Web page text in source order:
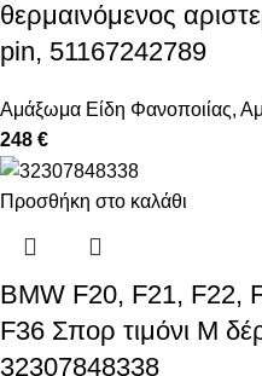
θερμαινόμενος
pin, 51167242789
Αμάξωμα Είδη Φανοποιίας,
248 €
Προσθήκη στο καλάθι
BMW F20, F21, F22,
F36 Σπορ τιμόνι Μ
32307848338